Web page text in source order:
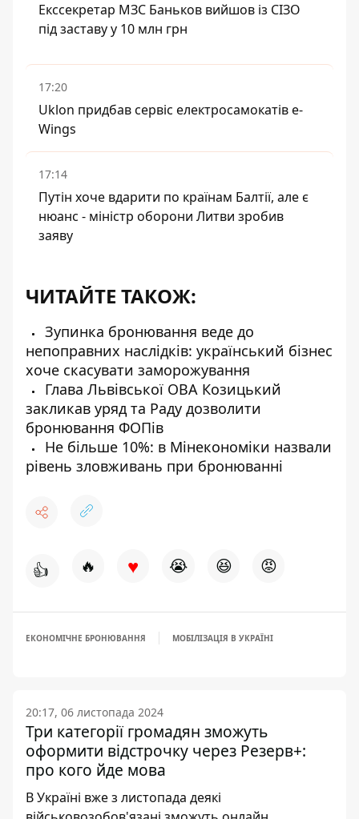
Екссекретар МЗС Баньков вийшов із СІЗО
під заставу у 10 млн грн
17:20
Uklon придбав сервіс електросамокатів e-
Wings
17:14
Путін хоче вдарити по країнам Балтії, але є
нюанс - міністр оборони Литви зробив
заяву
ЧИТАЙТЕ ТАКОЖ:
Зупинка бронювання веде до
непоправних наслідків: український бізнес
хоче скасувати заморожування
Глава Львівської ОВА Козицький
закликав уряд та Раду дозволити
бронювання ФОПів
Не більше 10%: в Мінекономіки назвали
рівень зловживань при бронюванні
👍 🔥 ♥ 😭 😆 😡
ЕКОНОМІЧНЕ БРОНЮВАННЯ МОБІЛІЗАЦІЯ В УКРАЇНІ
20:17, 06 листопада 2024
Три категорії громадян зможуть
оформити відстрочку через Резерв+:
про кого йде мова
В Україні вже з листопада деякі